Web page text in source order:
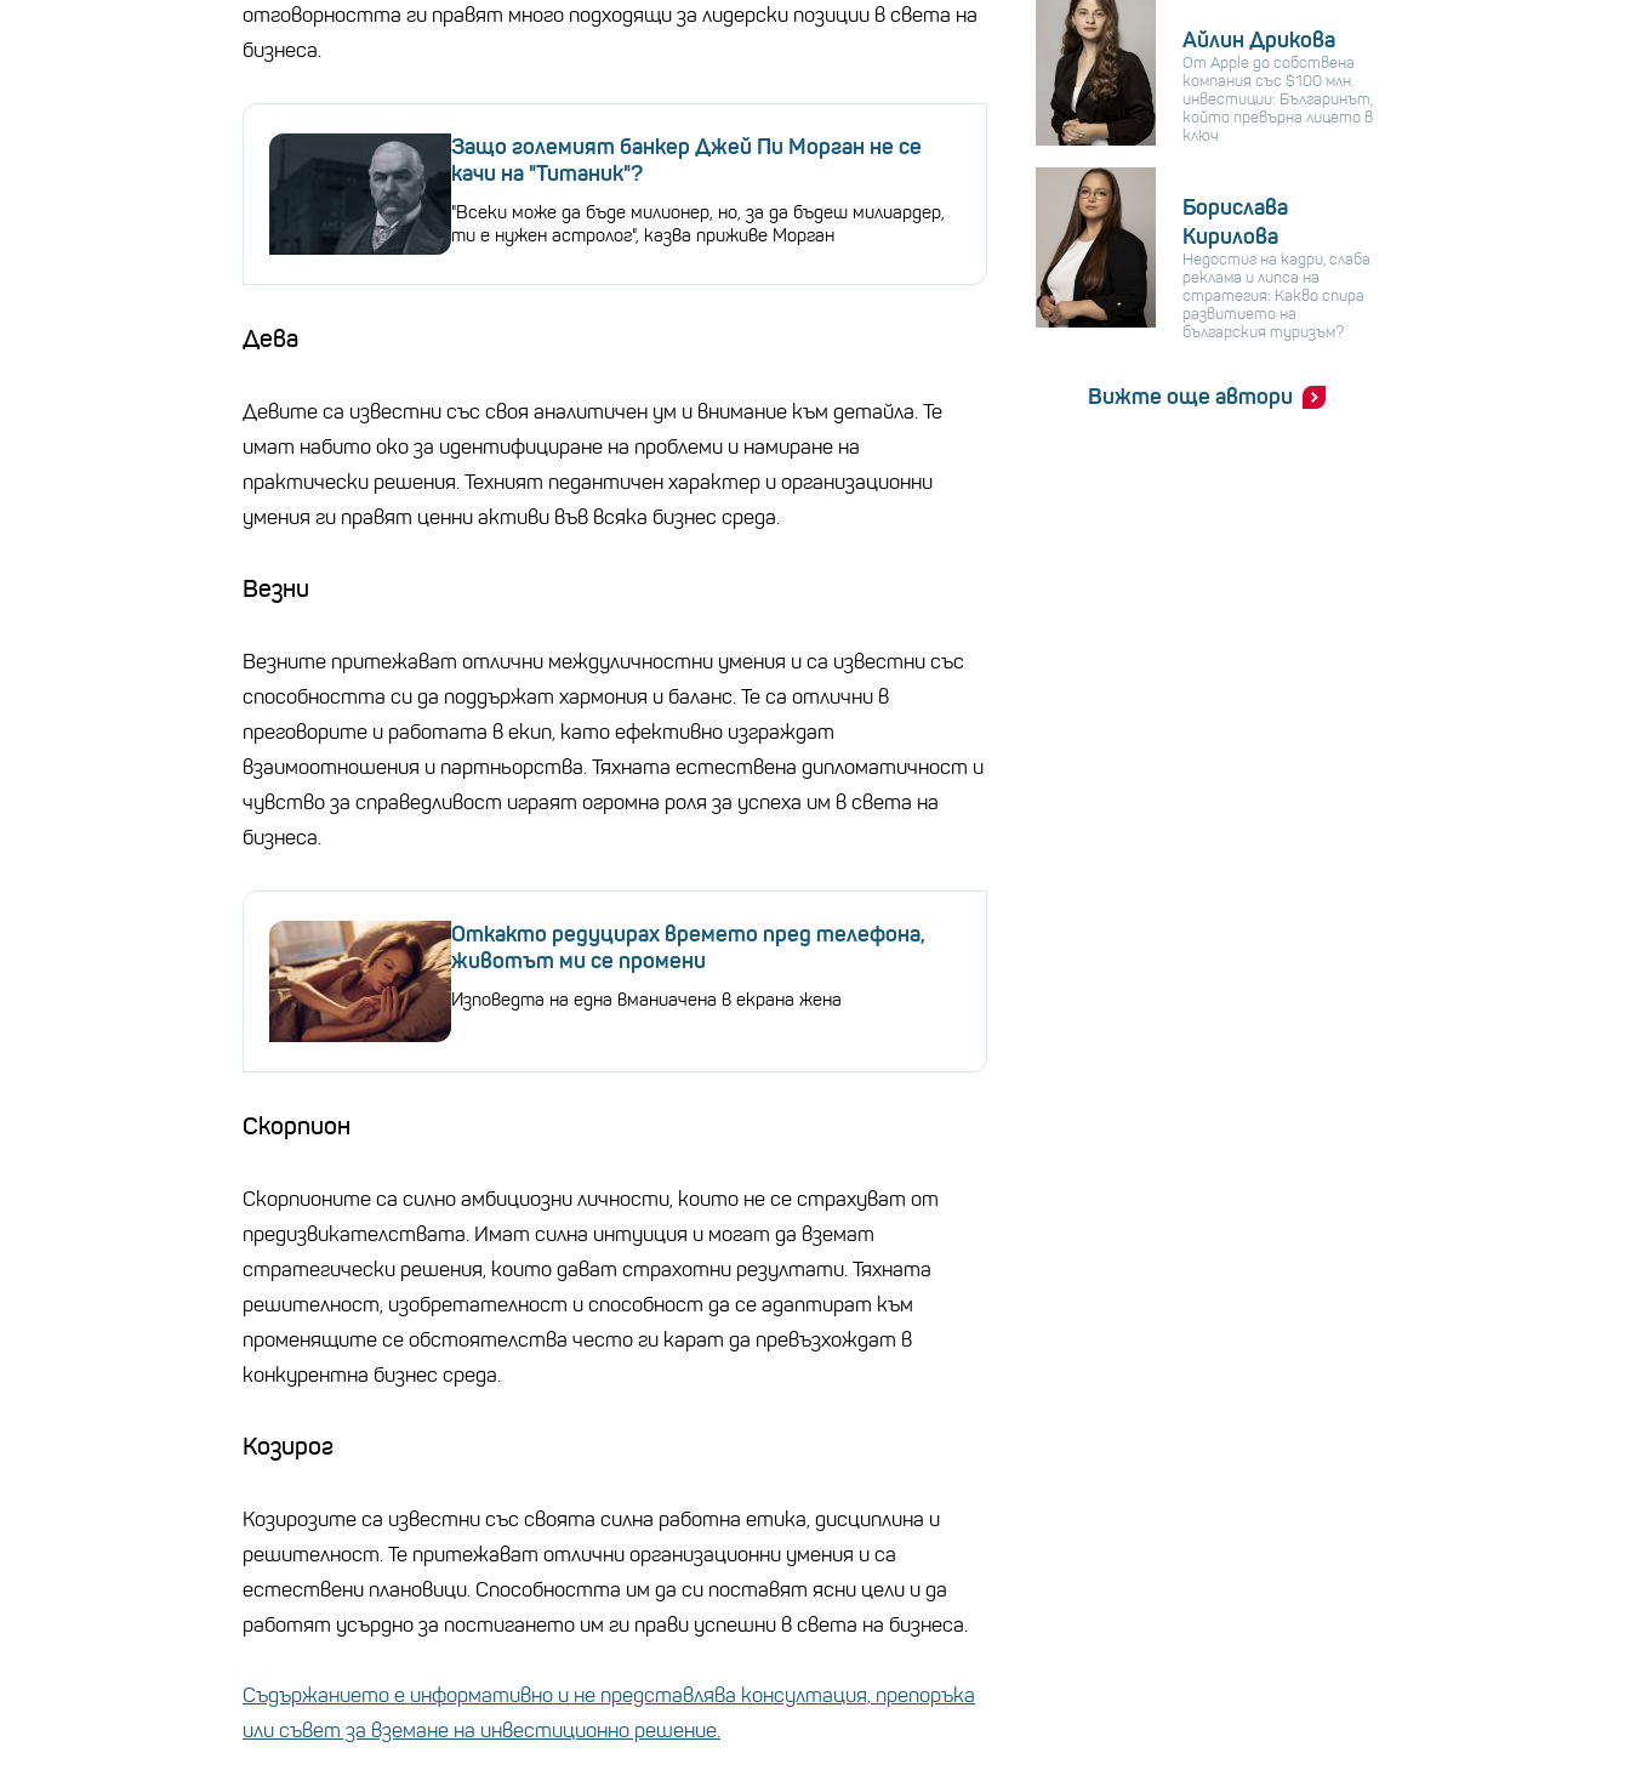
отговорността ги правят много подходящи за лидерски позиции в света на
бизнеса.
Защо големият банкер Джей Пи Морган не се
качи на "Титаник"?
"Всеки може да бъде милионер, но, за да бъдеш милиардер,
ти е нужен астролог", казва приживе Морган
Дева
Девите са известни със своя аналитичен ум и внимание към детайла. Те
имат набито око за идентифициране на проблеми и намиране на
практически решения. Техният педантичен характер и организационни
умения ги правят ценни активи във всяка бизнес среда.
Везни
Везните притежават отлични междуличностни умения и са известни със
способността си да поддържат хармония и баланс. Те са отлични в
преговорите и работата в екип, като ефективно изграждат
взаимоотношения и партньорства. Тяхната естествена дипломатичност и
чувство за справедливост играят огромна роля за успеха им в света на
бизнеса.
Откакто редуцирах времето пред телефона,
животът ми се промени
Изповедта на една вманиачена в екрана жена
Скорпион
Скорпионите са силно амбициозни личности, които не се страхуват от
предизвикателствата. Имат силна интуиция и могат да вземат
стратегически решения, които дават страхотни резултати. Тяхната
решителност, изобретателност и способност да се адаптират към
променящите се обстоятелства често ги карат да превъзхождат в
конкурентна бизнес среда.
Козирог
Козирозите са известни със своята силна работна етика, дисциплина и
решителност. Те притежават отлични организационни умения и са
естествени плановици. Способността им да си поставят ясни цели и да
работят усърдно за постигането им ги прави успешни в света на бизнеса.
Съдържанието е информативно и не представлява консултация, препоръка
или съвет за вземане на инвестиционно решение.
Айлин Дрикова
От Apple до собствена
компания със $100 млн.
инвестиции: Българинът,
който превърна лицето в
ключ
Борислава
Кирилова
Недостиг на кадри, слаба
реклама и липса на
стратегия: Какво спира
развитието на
българския туризъм?
Вижте още автори